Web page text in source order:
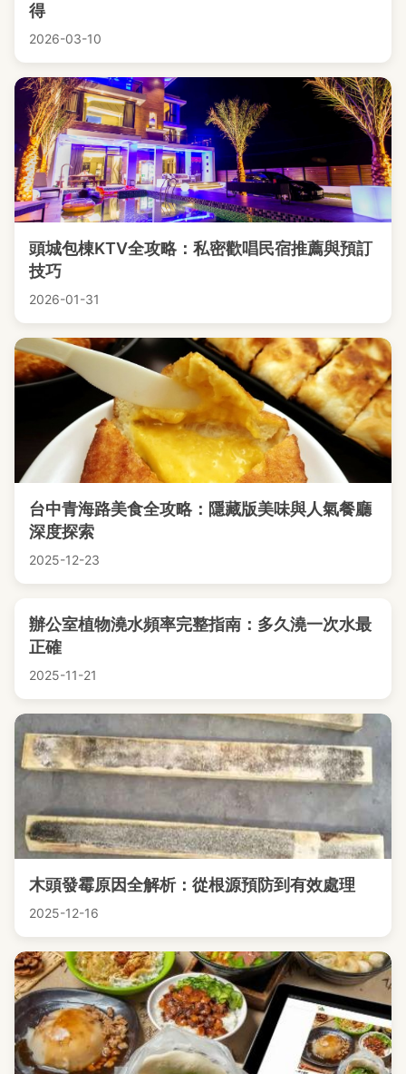
得
2026-03-10
頭城包棟KTV全攻略：私密歡唱民宿推薦與預訂
技巧
2026-01-31
台中青海路美食全攻略：隱藏版美味與人氣餐廳
深度探索
2025-12-23
辦公室植物澆水頻率完整指南：多久澆一次水最
正確
2025-11-21
木頭發霉原因全解析：從根源預防到有效處理
2025-12-16